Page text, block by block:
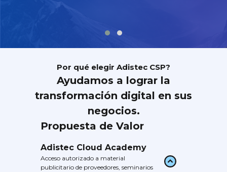
Por qué elegir Adistec CSP?
Ayudamos a lograr la
transformación digital en sus
negocios.
Propuesta de Valor
Adistec Cloud Academy
Acceso autorizado a material
publicitario de proveedores, seminarios